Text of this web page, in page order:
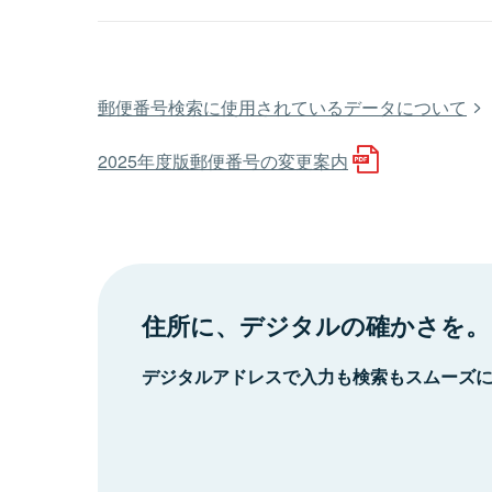
郵便番号検索に使用されているデータについて
2025年度版郵便番号の変更案内
住所に、デジタルの確かさを。
デジタルアドレスで入力も検索もスムーズ